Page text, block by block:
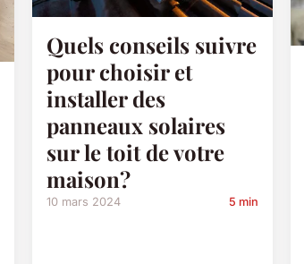
Quels conseils suivre
pour choisir et
installer des
panneaux solaires
sur le toit de votre
maison?
10 mars 2024 5 min